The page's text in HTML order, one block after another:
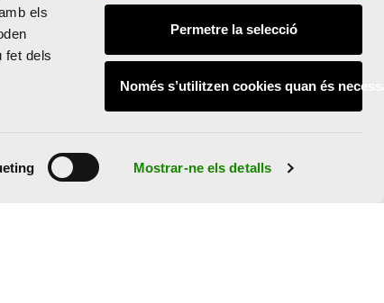
els
fet dels
Mostrar-ne els detalls
Permetre la selecció
Només s’utilitzen cookies quan és